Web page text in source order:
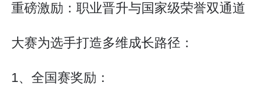
重磅激励：职业晋升与国家级荣誉双通道
大赛为选手打造多维成长路径：
1、全国赛奖励：